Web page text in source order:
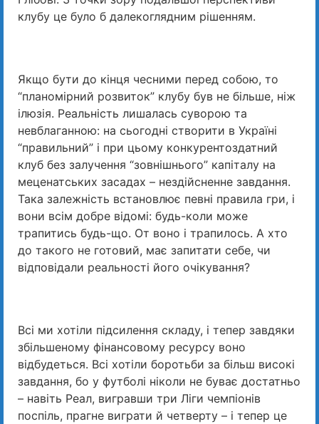
клубу це було б далекоглядним рішенням.
Якщо бути до кінця чесними перед собою, то
“планомірний розвиток” клубу був не більше, ніж
ілюзія. Реальність лишалась суворою та
невблаганною: на сьогодні створити в Україні
“правильний” і при цьому конкурентоздатний
клуб без залучення “зовнішнього” капіталу на
меценатських засадах – нездійсненне завдання.
Така залежність встановлює певні правила гри, і
вони всім добре відомі: будь-коли може
трапитись будь-що. От воно і трапилось. А хто
до такого не готовий, має запитати себе, чи
відповідали реальності його очікування?
Всі ми хотіли підсилення складу, і тепер завдяки
збільшеному фінансовому ресурсу воно
відбудеться. Всі хотіли боротьби за більш високі
завдання, бо у футболі ніколи не буває достатньо
– навіть Реал, вигравши три Ліги чемпіонів
поспіль, прагне виграти й четверту – і тепер це